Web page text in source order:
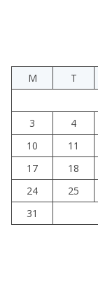
M
T
3
4
10
11
17
18
24
25
31